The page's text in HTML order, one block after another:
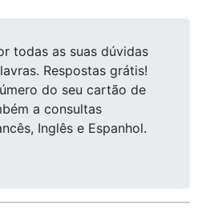
todas as suas dúvidas
Respostas grátis!
do seu cartão de
a consultas
Inglês e Espanhol.